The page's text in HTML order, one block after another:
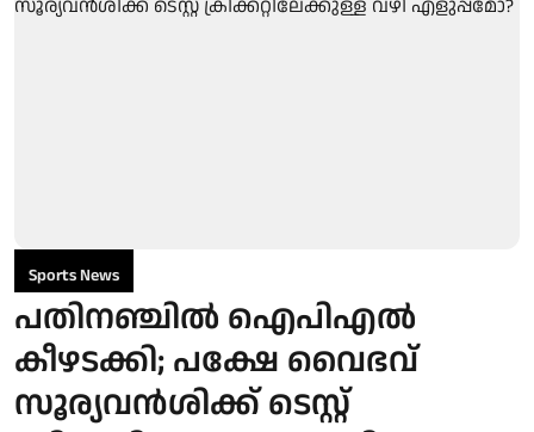
Sports News
പതിനഞ്ചില്‍ ഐപിഎല്‍
കീഴടക്കി; പക്ഷേ വൈഭവ്
സൂര്യവൻശിക്ക് ടെസ്റ്റ്